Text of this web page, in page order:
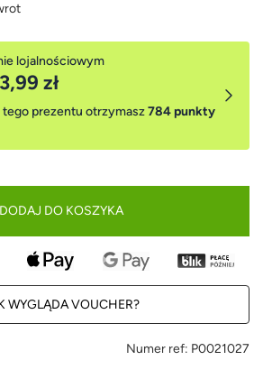
lojalnościowym
zł
tego prezentu otrzymasz784 punkty
DODAJ DO KOSZYKA
WYGLĄDA VOUCHER?
Numer ref: P0021027